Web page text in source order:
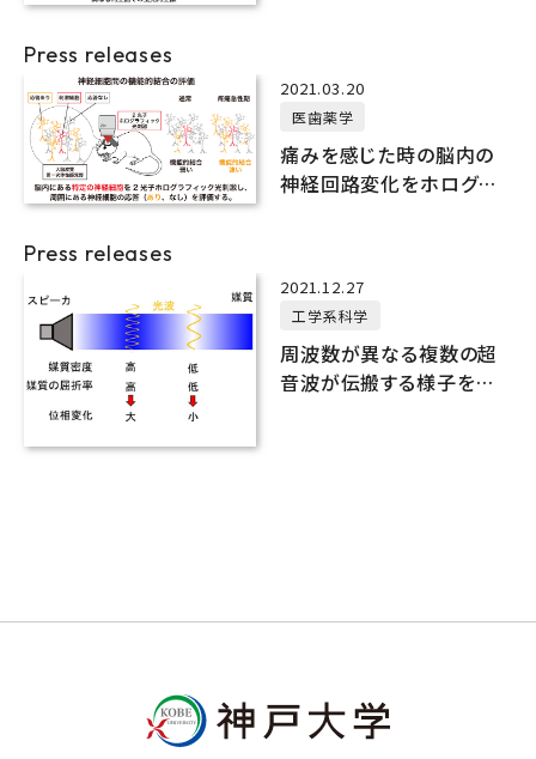
Press releases
2021.03.20
医歯薬学
痛みを感じた時の脳内の
神経回路変化をホログラ
Press releases
2021.12.27
工学系科学
周波数が異なる複数の超
音波が伝搬する様子を同